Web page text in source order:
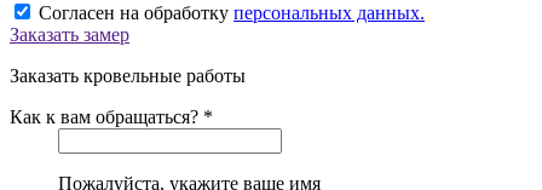
Согласен на обработку персональных данных.
Заказать замер
Заказать кровельные работы
Как к вам обращаться? *
Пожалуйста, укажите ваше имя